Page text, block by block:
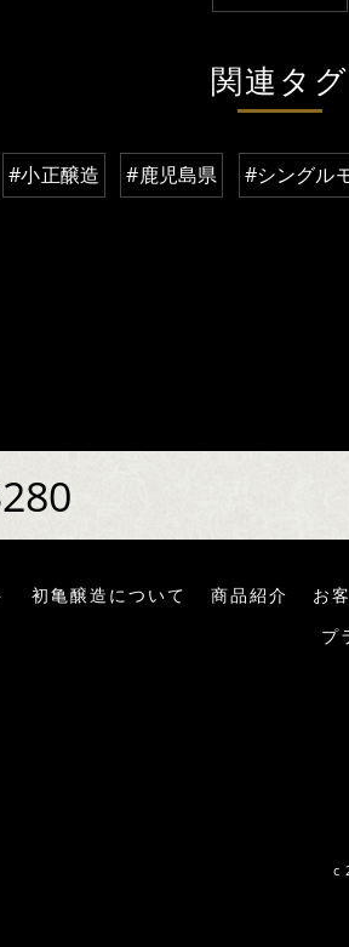
関連タグ
#小正醸造 #鹿児島県 #シングル
初亀醸造について 商品紹介 お
プ
c